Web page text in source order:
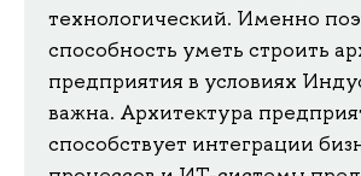
технологический. Именно
способность уметь строить
предприятия в условиях
важна. Архитектура
способствует интеграции